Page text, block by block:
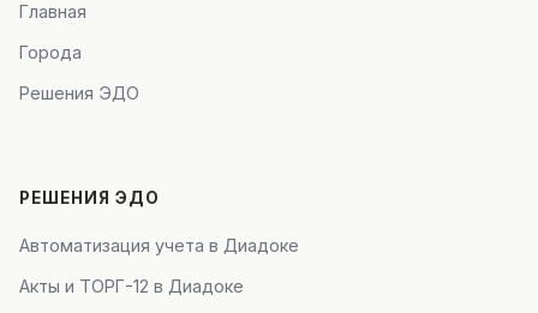
Главная
Города
Решения ЭДО
РЕШЕНИЯ ЭДО
Автоматизация учета в Диадоке
Акты и ТОРГ-12 в Диадоке